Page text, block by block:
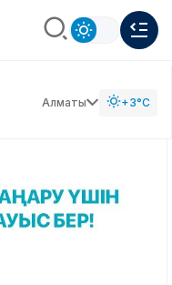
Алматы +3°C